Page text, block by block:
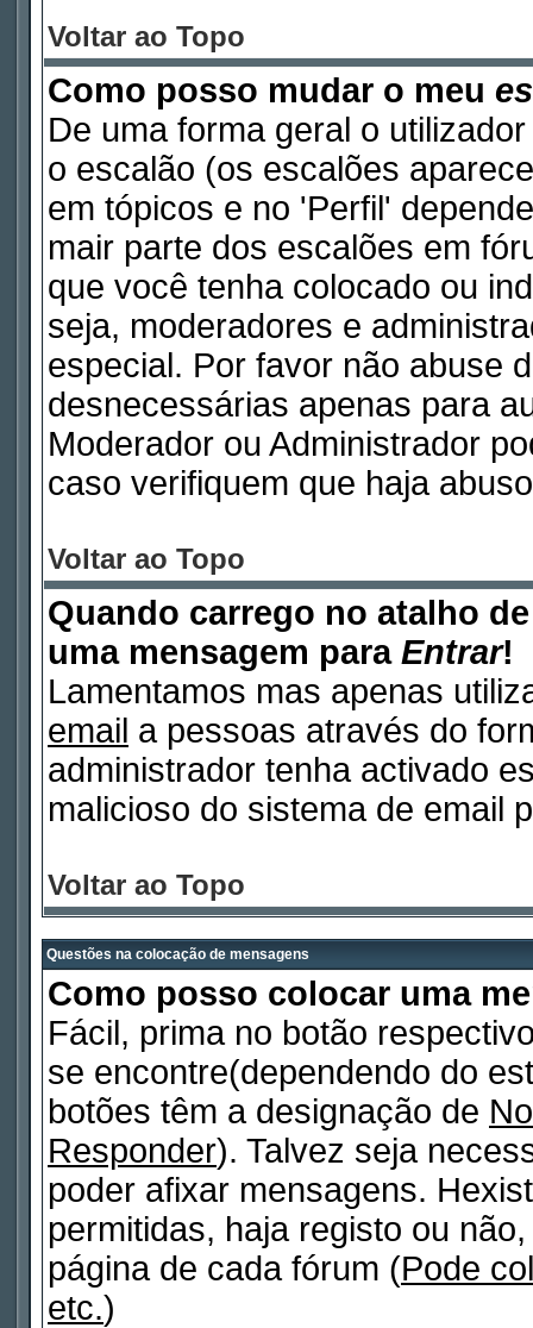
Voltar ao Topo
Como posso mudar o meu
De uma forma geral o
o escalão (os escalões
em tópicos e no 'Perfil'
mair parte dos escalões em
que você tenha colocado ou
seja, moderadores e
especial. Por favor não abuse
desnecessárias apenas para
Moderador ou Administrador
caso verifiquem que haja
Voltar ao Topo
Quando carrego no atalho
uma mensagem para Entrar!
Lamentamos mas apenas
email a pessoas através do
administrador tenha activado
malicioso do sistema de email
Voltar ao Topo
Questões na colocação de mensagens
Como posso colocar uma
Fácil, prima no botão
se encontre(dependendo do
botões têm a designação de
Responder). Talvez seja
poder afixar mensagens.
permitidas, haja registo ou
página de cada fórum (Pode
etc.)